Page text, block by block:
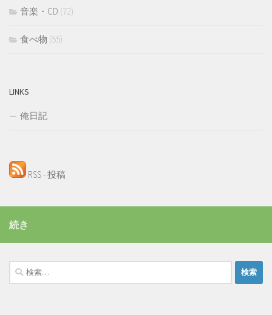
音楽・CD (72)
食べ物 (55)
LINKS
俺日記
RSS - 投稿
続き
検
索: